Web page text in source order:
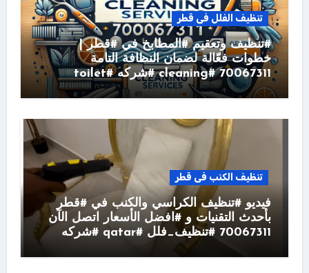
تنظيف الفلل فى قطر
#تنظيف وتعقيم #المطابخ في #قطر |
خطوات فعّالة لضمان النظافة التامة
70067311 #cleaning #شركه #toilet
تنظيف الكنب فى قطر
فيديو #تنظيف الكراسي والكنب في #قطر
بأحدث التقنيات و #افضل الأسعار اتصل الآن
70067311 #تنظيف_فلل #qatar #شركه